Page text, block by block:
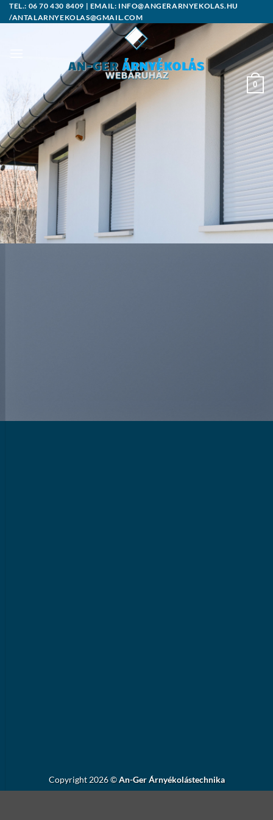
Skip
to
TEL.: 06 70 430 8409 | EMAIL: INFO@ANGERARNYEKOLAS.HU
/ANTALARNYEKOLAS@GMAIL.COM
0
Copyright 2026 ©An-Ger Árnyékolástechnika